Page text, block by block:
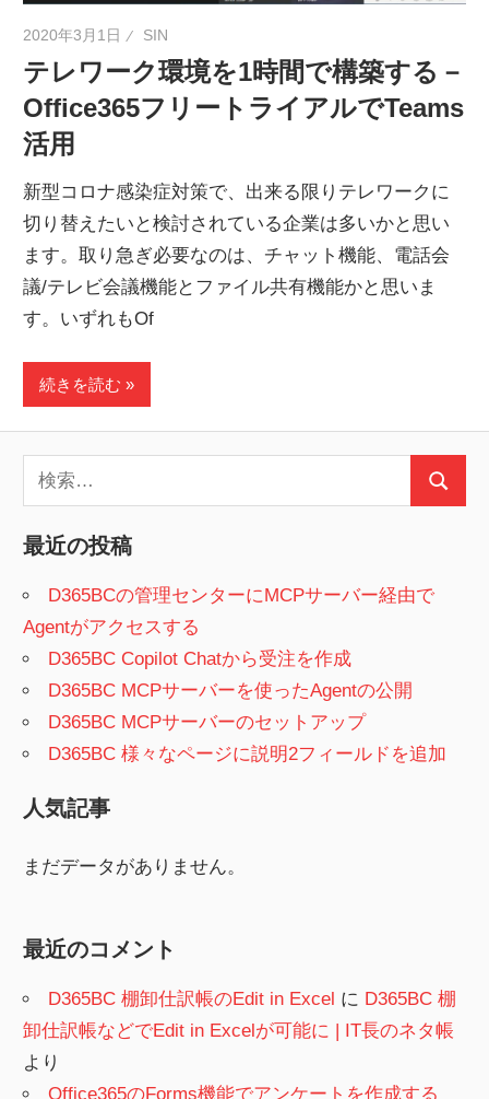
2020年3月1日 SIN
テレワーク環境を1時間で構築する－
Office365フリートライアルでTeams
活用
新型コロナ感染症対策で、出来る限りテレワークに
切り替えたいと検討されている企業は多いかと思い
ます。取り急ぎ必要なのは、チャット機能、電話会
議/テレビ会議機能とファイル共有機能かと思いま
す。いずれもOf
続きを読む
索:
検
最近の投稿
D365BCの管理センターにMCPサーバー経由で
Agentがアクセスする
D365BC Copilot Chatから受注を作成
D365BC MCPサーバーを使ったAgentの公開
D365BC MCPサーバーのセットアップ
D365BC 様々なページに説明2フィールドを追加
人気記事
まだデータがありません。
最近のコメント
D365BC 棚卸仕訳帳のEdit in Excel に D365BC 棚
卸仕訳帳などでEdit in Excelが可能に | IT長のネタ帳
より
Office365のForms機能でアンケートを作成する